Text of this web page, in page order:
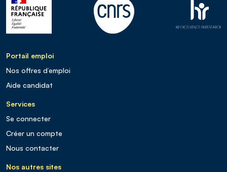
Portail emploi
Nos offres d’emploi
Aide candidat
Services
Se connecter
Créer un compte
Nous contacter
Nos autres sites